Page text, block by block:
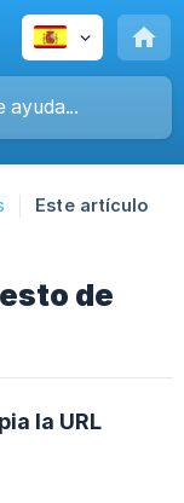
Este artículo
de
la URL